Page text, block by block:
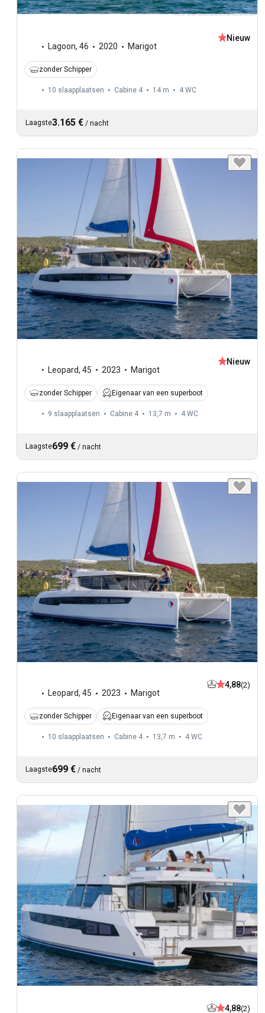
Lagoon, 46 2020 Marigot
Nieuw
zonder Schipper
10 slaapplaatsen Cabine 4 14 m 4 WC
Laagste3.165 € / nacht
Leopard, 45 2023 Marigot
Nieuw
zonder Schipper Eigenaar van een superboot
9 slaapplaatsen Cabine 4 13,7 m 4 WC
Laagste699 € / nacht
Leopard, 45 2023 Marigot
4,88(2)
zonder Schipper Eigenaar van een superboot
10 slaapplaatsen Cabine 4 13,7 m 4 WC
Laagste699 € / nacht
4,88(2)